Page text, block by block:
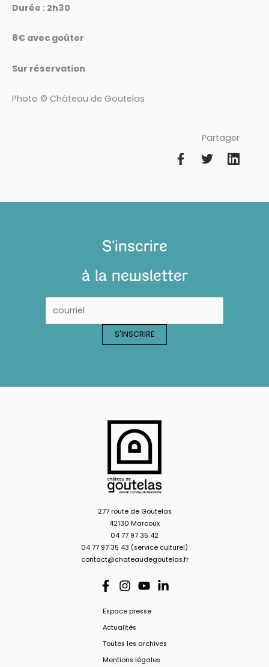
Durée : 2h30
8€ avec goûter
Sur réservation
Photo © Château de Goutelas
Partager
S'inscrire
à la newsletter
277 route de Goutelas
42130 Marcoux
04 77 97 35 42
04 77 97 35 43 (service culturel)
contact@chateaudegoutelas.fr
Espace presse
Actualités
Toutes les archives
Mentions légales